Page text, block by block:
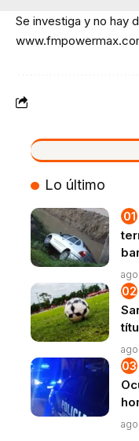
Se investiga y no hay
VIVO
Lo último